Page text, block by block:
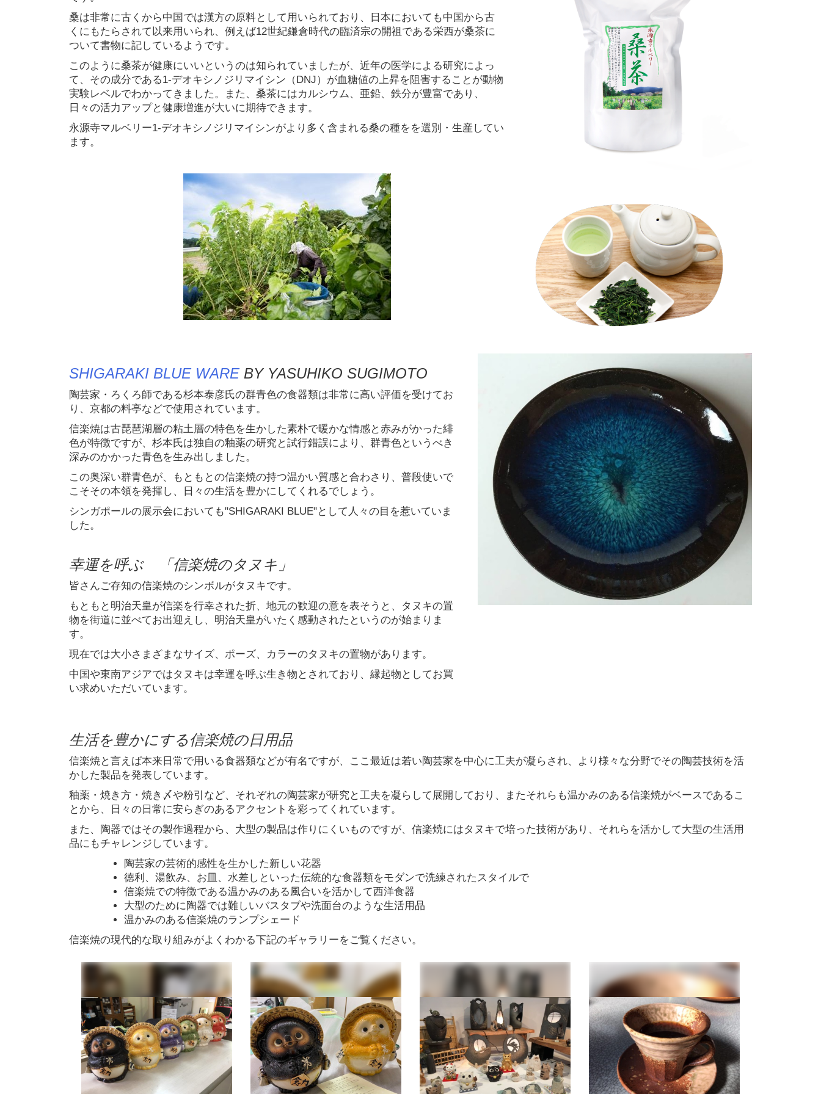
桑は非常に古くから中国では漢方の原料として用いられており、日本においても中国から古
くにもたらされて以来用いられ、例えば12世紀鎌倉時代の臨済宗の開祖である栄西が桑茶に
ついて書物に記しているようです。
このように桑茶が健康にいいというのは知られていましたが、近年の医学による研究によっ
て、その成分である1-デオキシノジリマイシン（DNJ）が血糖値の上昇を阻害することが動物
実験レベルでわかってきました。また、桑茶にはカルシウム、亜鉛、鉄分が豊富であり、
日々の活力アップと健康増進が大いに期待できます。
永源寺マルベリー1-デオキシノジリマイシンがより多く含まれる桑の種をを選別・生産してい
ます。
SHIGARAKI BLUE WAREBY YASUHIKO SUGIMOTO
陶芸家・ろくろ師である杉本泰彦氏の群青色の食器類は非常に高い評価を受けてお
り、京都の料亭などで使用されています。
信楽焼は古琵琶湖層の粘土層の特色を生かした素朴で暖かな情感と赤みがかった緋
色が特徴ですが、杉本氏は独自の釉薬の研究と試行錯誤により、群青色というべき
深みのかかった青色を生み出しました。
この奥深い群青色が、もともとの信楽焼の持つ温かい質感と合わさり、普段使いで
こそその本領を発揮し、日々の生活を豊かにしてくれるでしょう。
シンガポールの展示会においても"SHIGARAKI BLUE"として人々の目を惹いていま
した。
幸運を呼ぶ 「信楽焼のタヌキ」
皆さんご存知の信楽焼のシンボルがタヌキです。
もともと明治天皇が信楽を行幸された折、地元の歓迎の意を表そうと、タヌキの置
物を街道に並べてお出迎えし、明治天皇がいたく感動されたというのが始まりま
す。
現在では大小さまざまなサイズ、ポーズ、カラーのタヌキの置物があります。
中国や東南アジアではタヌキは幸運を呼ぶ生き物とされており、縁起物としてお買
い求めいただいています。
生活を豊かにする信楽焼の日用品
信楽焼と言えば本来日常で用いる食器類などが有名ですが、ここ最近は若い陶芸家を中心に工夫が凝らされ、より様々な分野でその陶芸技術を活
かした製品を発表しています。
釉薬・焼き方・焼き〆や粉引など、それぞれの陶芸家が研究と工夫を凝らして展開しており、またそれらも温かみのある信楽焼がベースであるこ
とから、日々の日常に安らぎのあるアクセントを彩ってくれています。
また、陶器ではその製作過程から、大型の製品は作りにくいものですが、信楽焼にはタヌキで培った技術があり、それらを活かして大型の生活用
品にもチャレンジしています。
陶芸家の芸術的感性を生かした新しい花器
徳利、湯飲み、お皿、水差しといった伝統的な食器類をモダンで洗練されたスタイルで
信楽焼での特徴である温かみのある風合いを活かして西洋食器
大型のために陶器では難しいバスタブや洗面台のような生活用品
温かみのある信楽焼のランプシェード
信楽焼の現代的な取り組みがよくわかる下記のギャラリーをご覧ください。